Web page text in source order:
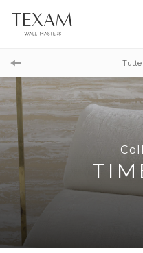
MYSTIC FORESTTutte